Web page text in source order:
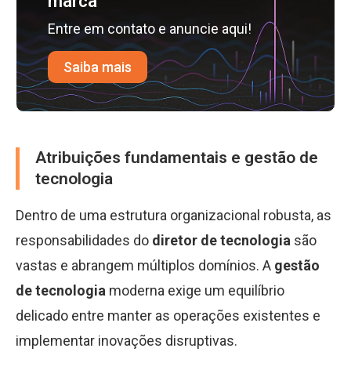
Entre em contato e anuncie aqui!
Saiba mais
Atribuições fundamentais e gestão de
tecnologia
Dentro de uma estrutura organizacional robusta, as
responsabilidades do diretor de tecnologia são
vastas e abrangem múltiplos domínios. A gestão
de tecnologia moderna exige um equilíbrio
delicado entre manter as operações existentes e
implementar inovações disruptivas.